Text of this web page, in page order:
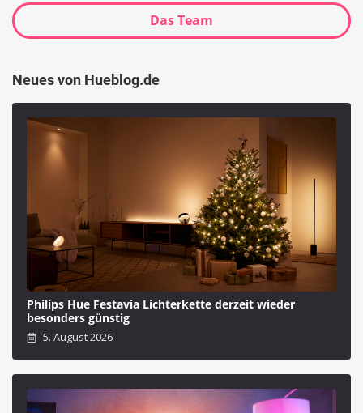
Das Team
Neues von Hueblog.de
Philips Hue Festavia Lichterkette derzeit wieder
besonders günstig
5. August 2026